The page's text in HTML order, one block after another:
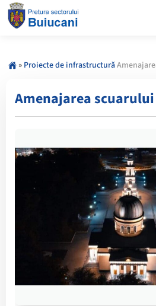
» Proiecte de infrastructură
Amenajarea